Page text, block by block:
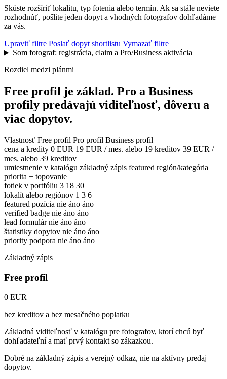
Skúste rozšíriť lokalitu, typ fotenia alebo termín. Ak sa stále neviete
rozhodnúť, pošlite jeden dopyt a vhodných fotografov dohľadáme
za vás.
Upraviť filtre Poslať dopyt shortlistu Vymazať filtre
Som fotograf: registrácia, claim a Pro/Business aktivácia
Rozdiel medzi plánmi
Free profil je základ. Pro a Business
profily predávajú viditeľnosť, dôveru a
viac dopytov.
Vlastnosť Free profil Pro profil Business profil
cena a kredity 0 EUR 19 EUR / mes. alebo 19 kreditov 39 EUR /
mes. alebo 39 kreditov
umiestnenie v katalógu základný zápis featured región/kategória
priorita + topovanie
fotiek v portfóliu 3 18 30
lokalít alebo regiónov 1 3 6
featured pozícia nie áno áno
verified badge nie áno áno
lead formulár nie áno áno
štatistiky dopytov nie áno áno
priority podpora nie áno áno
Základný zápis
Free profil
0 EUR
bez kreditov a bez mesačného poplatku
Základná viditeľnosť v katalógu pre fotografov, ktorí chcú byť
dohľadateľní a mať prvý kontakt so zákazkou.
Dobré na základný zápis a verejný odkaz, nie na aktívny predaj
dopytov.